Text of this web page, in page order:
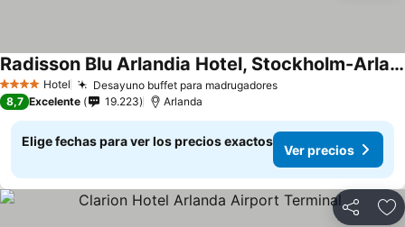
4 EstrellasHotel Desayuno buffet para madrugadoresVer precios
Radisson Blu Arlandia Hotel, Stockholm-Arlanda
Ver precios
8,7 Excelente 19.223 Arlanda
Elige fechas para ver los precios exactos
Ver precios
Compartir